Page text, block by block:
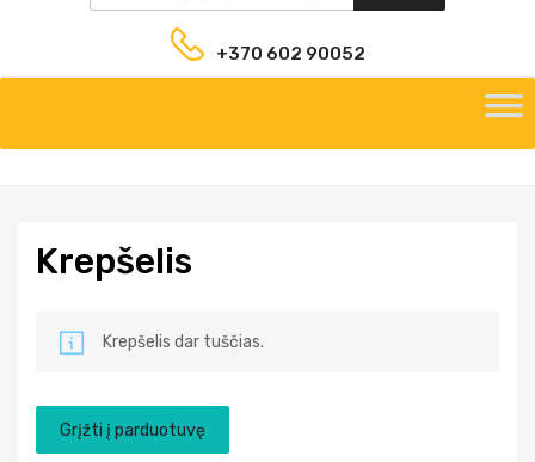
+370 602 90052
Krepšelis
Krepšelis dar tuščias.
Grįžti į parduotuvę